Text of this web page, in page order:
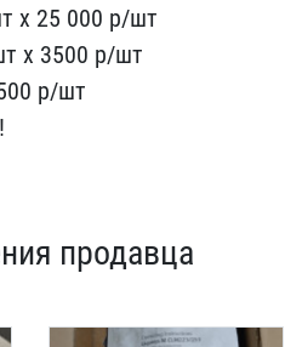
х 25 ​000 р/шт
х 3500 р/шт
р/шт
продавца